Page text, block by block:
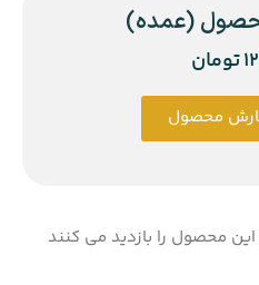
محصول را بازدید می کنند
(عمده)
تومان
محصول